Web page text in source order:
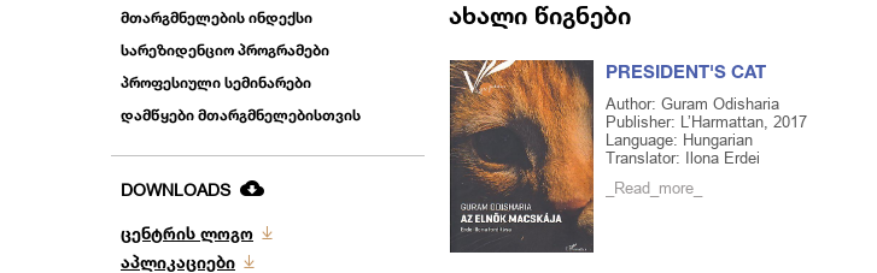
მთარგმნელების ინდექსი
სარეზიდენციო პროგრამები
პროფესიული სემინარები
დამწყები მთარგმნელებისთვის
DOWNLOADS
ცენტრის ლოგო
აპლიკაციები
ახალი წიგნები
PRESIDENT'S CAT
Author: Guram Odisharia
Publisher: L’Harmattan, 2017
Language: Hungarian
Translator: Ilona Erdei
_Read_more_